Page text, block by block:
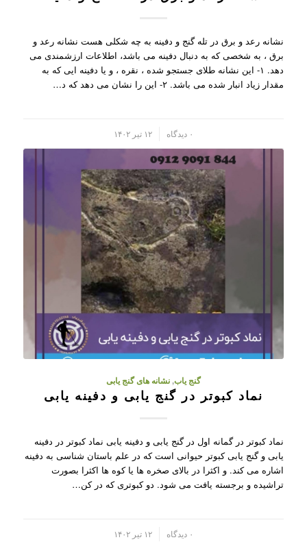
نشانه رعد و برق در تله گنج و دفینه به چه شکلی هست نشانه رعد و
برق ، به شخصی که به دنبال دفینه می باشد، اطلاعات ارزشمندی می
دهد. ۱- این نشانه طلای جستجو شده ، نقره ، و یا دفینه ایی که به
مقدار زیاد انبار شده می باشد. ۲- این را نشان می دهد که د…
۰ دیدگاه ۱۲ تیر ۱۴۰۲
گنج یاب,نشانه های گنج یابی
نماد کبوتر در گنج یابی و دفینه یابی
نماد کبوتر در گمانه اول در گنج یابی و دفینه یابی نماد کبوتر در دفینه
یابی و گنج یابی کبوتر حیوانی است که در علم باستان شناسی به دفینه
اشاره می کند. و اکثرا در بالای صخره ها یا کوه ها اکثرا بصورت
تراشیده و برجسته یافت می شود. دو کبوتری که در کن…
۰ دیدگاه ۱۲ تیر ۱۴۰۲